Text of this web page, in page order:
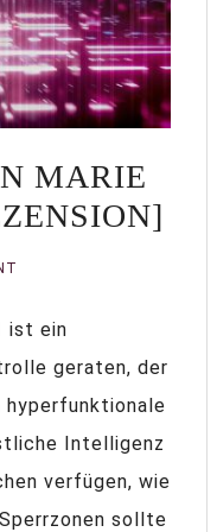
MARIE
ist ein
geraten, der
hyperfunktionale
Intelligenz
verfügen, wie
sollte